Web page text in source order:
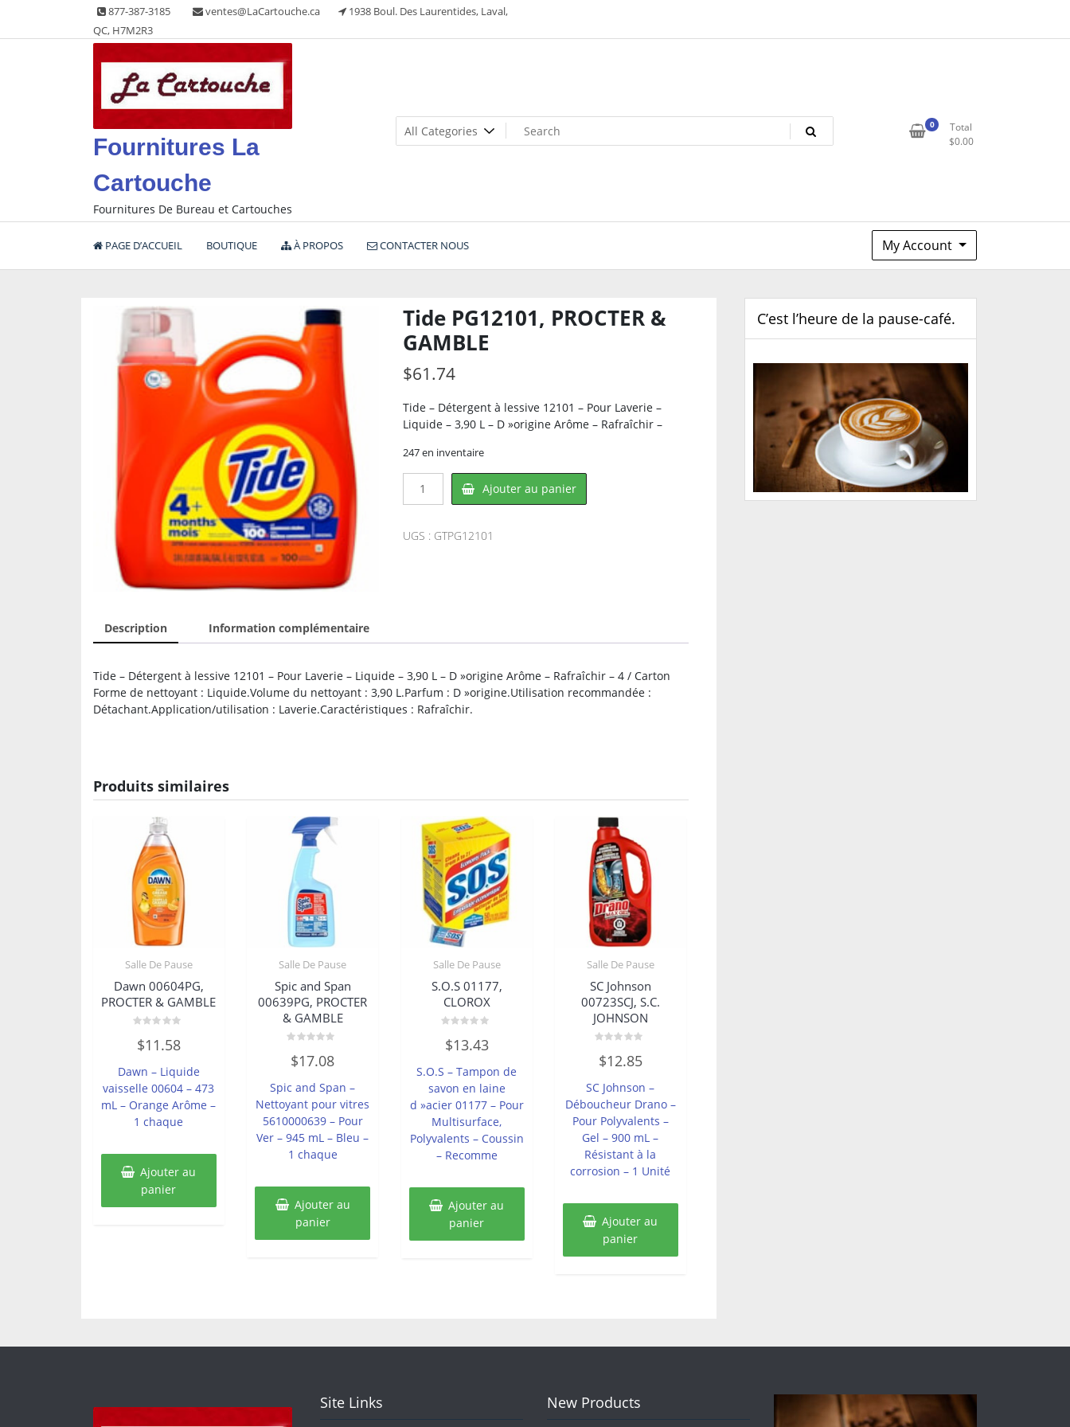
content
877-387-3185 ventes@LaCartouche.ca
1938 Boul. Des Laurentides, Laval,
QC, H7M2R3
Fournitures La
Cartouche
Fournitures De Bureau et Cartouches
0
Total
$0.00
PAGE D’ACCUEIL BOUTIQUE À PROPOS CONTACTER NOUS My Account
Tide PG12101, PROCTER &
GAMBLE
$61.74
Tide – Détergent à lessive 12101 – Pour Laverie –
Liquide – 3,90 L – D »origine Arôme – Rafraîchir –
247 en inventaire
PG12101,
Ajouter au panier
UGS : GTPG12101
Description Information complémentaire
Tide – Détergent à lessive 12101 – Pour Laverie – Liquide – 3,90 L – D »origine Arôme – Rafraîchir – 4 / Carton
Forme de nettoyant : Liquide.Volume du nettoyant : 3,90 L.Parfum : D »origine.Utilisation recommandée :
Détachant.Application/utilisation : Laverie.Caractéristiques : Rafraîchir.
Produits similaires
Salle De Pause
Dawn 00604PG,
PROCTER & GAMBLE
0
sur
$11.58
Dawn – Liquide
vaisselle 00604 – 473
mL – Orange Arôme –
1 chaque
Ajouter au
panier
Salle De Pause
Spic and Span
00639PG, PROCTER
& GAMBLE
0
sur
$17.08
Spic and Span –
Nettoyant pour vitres
5610000639 – Pour
Ver – 945 mL – Bleu –
1 chaque
Ajouter au
panier
Salle De Pause
S.O.S 01177,
CLOROX
0
sur
$13.43
S.O.S – Tampon de
savon en laine
d »acier 01177 – Pour
Multisurface,
Polyvalents – Coussin
– Recomme
Ajouter au
panier
Salle De Pause
SC Johnson
00723SCJ, S.C.
JOHNSON
0
sur
$12.85
SC Johnson –
Déboucheur Drano –
Pour Polyvalents –
Gel – 900 mL –
Résistant à la
corrosion – 1 Unité
Ajouter au
panier
C’est l’heure de la pause-café.
Site Links New Products